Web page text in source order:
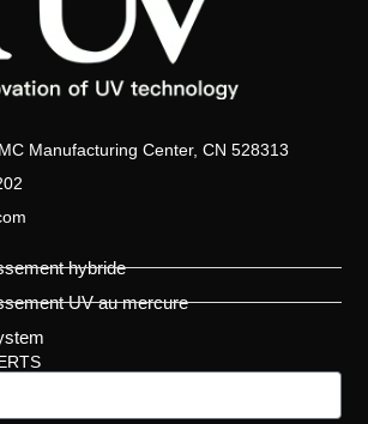
Manufacturing Center, CN 528313
hybride
UV au mercure